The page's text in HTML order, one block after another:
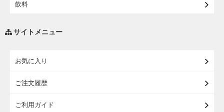
飲料
サイトメニュー
お気に入り
ご注文履歴
ご利用ガイド